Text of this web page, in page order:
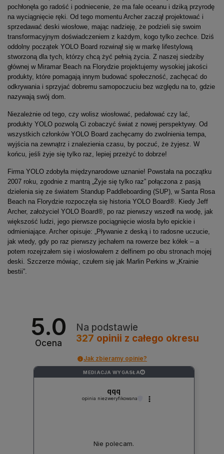
pochłonęła go radość i podniecenie, że ma fale oceanu i dziką przyrodę
na wyciągnięcie ręki. Od tego momentu Archer zaczął projektować i
sprzedawać deski wiosłowe, mając nadzieję, że podzieli się swoim
transformacyjnym doświadczeniem z każdym, kogo tylko zechce. Dziś
oddolny początek YOLO Board rozwinął się w markę lifestylową
stworzoną dla tych, którzy chcą żyć pełnią życia. Z naszej siedziby
głównej w Miramar Beach na Florydzie projektujemy wysokiej jakości
produkty, które pomagają innym budować społeczność, zachęcać do
odkrywania i sprzyjać dobremu samopoczuciu bez względu na to, gdzie
nazywają swój dom.
Niezależnie od tego, czy wolisz wiosłować, pedałować czy lać,
produkty YOLO pozwolą Ci zobaczyć świat z nowej perspektywy. Od
wszystkich członków YOLO Board zachęcamy do zwolnienia tempa,
wyjścia na zewnątrz i znalezienia czasu, by poczuć, że żyjesz. W
końcu, jeśli żyje się tylko raz, lepiej przeżyć to dobrze!
Firma YOLO zdobyła międzynarodowe uznanie! Powstała na początku
2007 roku, zgodnie z mantrą „Żyje się tylko raz” połączona z pasją
dzielenia się ze światem Standup Paddleboarding (SUP), w Santa Rosa
Beach na Florydzie rozpoczęła się historia YOLO Board®. Kiedy Jeff
Archer, założyciel YOLO Board®, po raz pierwszy wszedł na wodę, jak
większość ludzi, jego pierwsze pociągnięcie wiosła było epickie i
odmieniające. Archer opisuje: „Pływanie z deską i to radosne uczucie,
jak wtedy, gdy po raz pierwszy jechałem na rowerze bez kółek – a
potem rozejrzałem się i wiosłowałem z delfinem po obu stronach mojej
deski. Szczerze mówiąc, czułem się jak Marlin Perkins w „Krainie
bestii”.
5.0
Ocena
Na podstawie
327 opinii z całego okresu
Jak zbieramy opinie?
MEDIACJA WYGASŁA ?
qqq
opinia niezweryfikowana
Nie polecam.